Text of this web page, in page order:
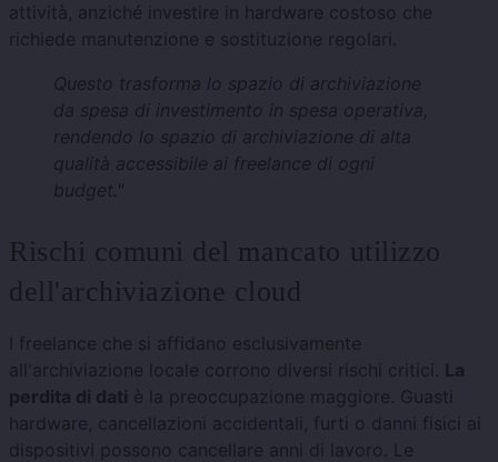
attività, anziché investire in hardware costoso che
richiede manutenzione e sostituzione regolari.
Questo trasforma lo spazio di archiviazione
da spesa di investimento in spesa operativa,
rendendo lo spazio di archiviazione di alta
qualità accessibile ai freelance di ogni
budget."
Rischi comuni del mancato utilizzo
dell'archiviazione cloud
I freelance che si affidano esclusivamente
all'archiviazione locale corrono diversi rischi critici. La
perdita di dati è la preoccupazione maggiore. Guasti
hardware, cancellazioni accidentali, furti o danni fisici ai
dispositivi possono cancellare anni di lavoro. Le